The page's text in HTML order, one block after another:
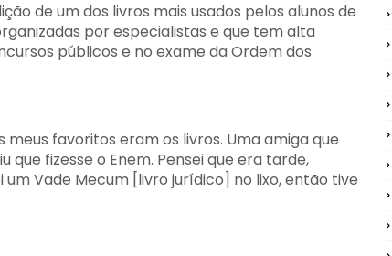
de um dos livros mais usados pelos alunos de
por especialistas e que tem alta
públicos e no exame da Ordem dos
favoritos eram os livros. Uma amiga que
que fizesse o Enem. Pensei que era tarde,
Vade Mecum [livro jurídico] no lixo, então tive